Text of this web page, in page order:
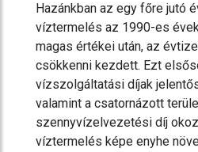
Hazánkban az egy főre jutó
víztermelés az 1990-es
magas értékei után, az
csökkenni kezdett. Ezt
vízszolgáltatási díjak
valamint a csatornázott
szennyvízelvezetési díj
víztermelés képe enyhe